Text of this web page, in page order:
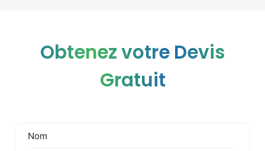
Obtenez votre Devis
Gratuit